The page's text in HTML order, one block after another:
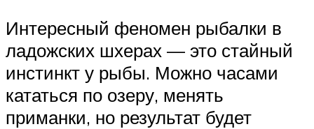
Интересный феномен рыбалки в
ладожских шхерах — это стайный
инстинкт у рыбы. Можно часами
кататься по озеру, менять
приманки, но результат будет